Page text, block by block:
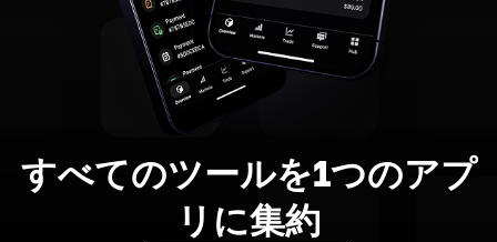
すべてのツールを1つのアプ
リに集約